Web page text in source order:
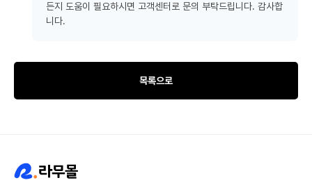
든지 도움이 필요하시면 고객센터로 문의 부탁드립니다. 감사합
니다.
목록으로